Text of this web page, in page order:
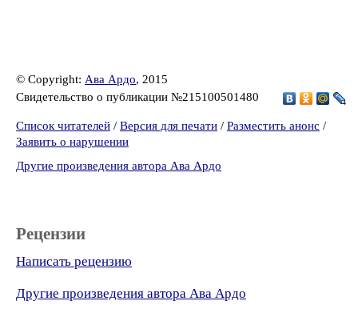
© Copyright: Ава Ардо, 2015
Свидетельство о публикации №215100501480
Список читателей / Версия для печати / Разместить анонс /
Заявить о нарушении
Другие произведения автора Ава Ардо
Рецензии
Написать рецензию
Другие произведения автора Ава Ардо